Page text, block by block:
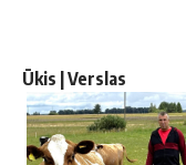
Ūkis | Verslas